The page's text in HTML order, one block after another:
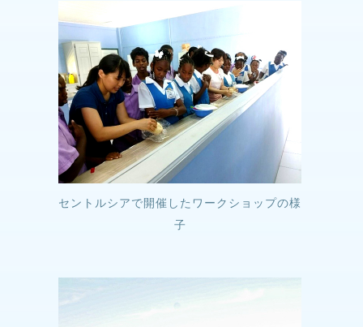
セントルシアで開催したワークショップの様
子